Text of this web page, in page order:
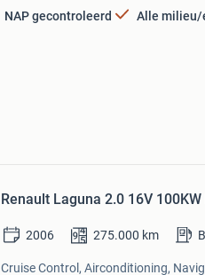
NAP gecontroleerd Alle milieu/
Renault Laguna 2.0 16V
2006 275.000 km
Cruise Control, Airconditioning,